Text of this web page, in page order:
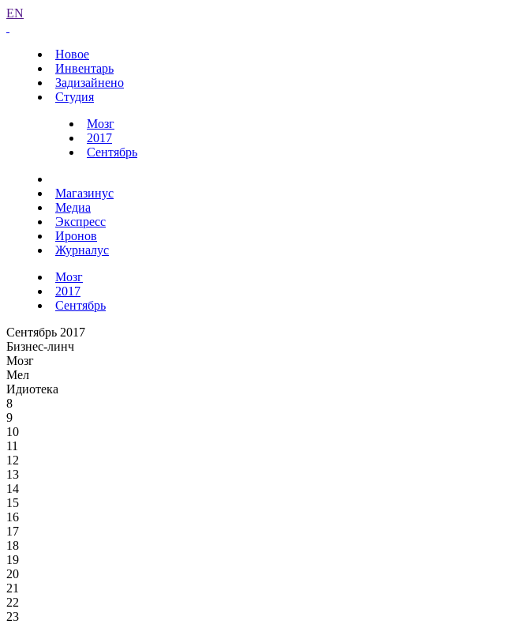
EN
Новое
Инвентарь
Задизайнено
Студия
Мозг
2017
Сентябрь
Магазинус
Медиа
Экспресс
Иронов
Журналус
Мозг
2017
Сентябрь
Сентябрь 2017
Бизнес-линч
Мозг
Мел
Идиотека
8
9
10
11
12
13
14
15
16
17
18
19
20
21
22
23